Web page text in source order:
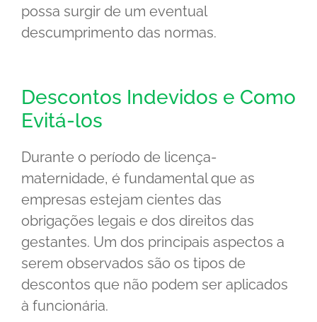
possa surgir de um eventual
descumprimento das normas.
Descontos Indevidos e Como
Evitá-los
Durante o período de licença-
maternidade, é fundamental que as
empresas estejam cientes das
obrigações legais e dos direitos das
gestantes. Um dos principais aspectos a
serem observados são os tipos de
descontos que não podem ser aplicados
à funcionária.